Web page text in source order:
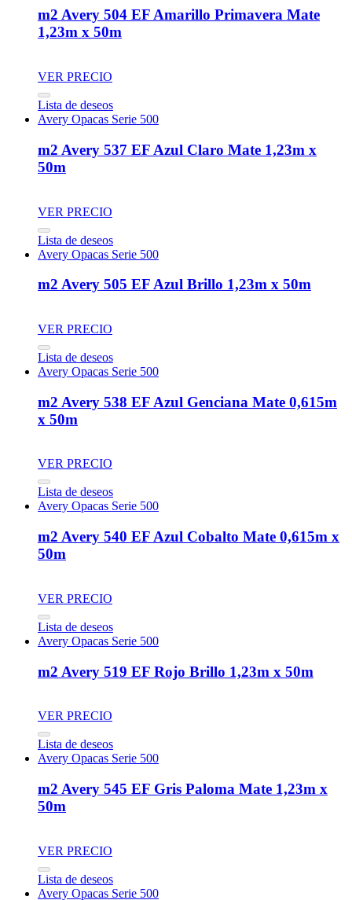
m2 Avery 504 EF Amarillo Primavera Mate
1,23m x 50m
VER PRECIO
Lista de deseos
Avery Opacas Serie 500
m2 Avery 537 EF Azul Claro Mate 1,23m x
50m
VER PRECIO
Lista de deseos
Avery Opacas Serie 500
m2 Avery 505 EF Azul Brillo 1,23m x 50m
VER PRECIO
Lista de deseos
Avery Opacas Serie 500
m2 Avery 538 EF Azul Genciana Mate 0,615m
x 50m
VER PRECIO
Lista de deseos
Avery Opacas Serie 500
m2 Avery 540 EF Azul Cobalto Mate 0,615m x
50m
VER PRECIO
Lista de deseos
Avery Opacas Serie 500
m2 Avery 519 EF Rojo Brillo 1,23m x 50m
VER PRECIO
Lista de deseos
Avery Opacas Serie 500
m2 Avery 545 EF Gris Paloma Mate 1,23m x
50m
VER PRECIO
Lista de deseos
Avery Opacas Serie 500